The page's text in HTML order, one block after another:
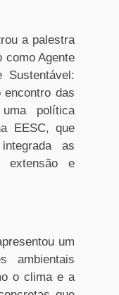
a palestra
como Agente
Sustentável:
das
política
EESC, que
as
extensão e
um
ambientais
o clima e a